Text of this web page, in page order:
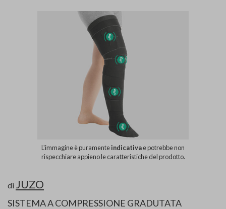
L'immagine è puramenteindicativae potrebbe non
rispecchiare appieno le caratteristiche del prodotto.
di JUZO
SISTEMA A COMPRESSIONE GRADUTATA